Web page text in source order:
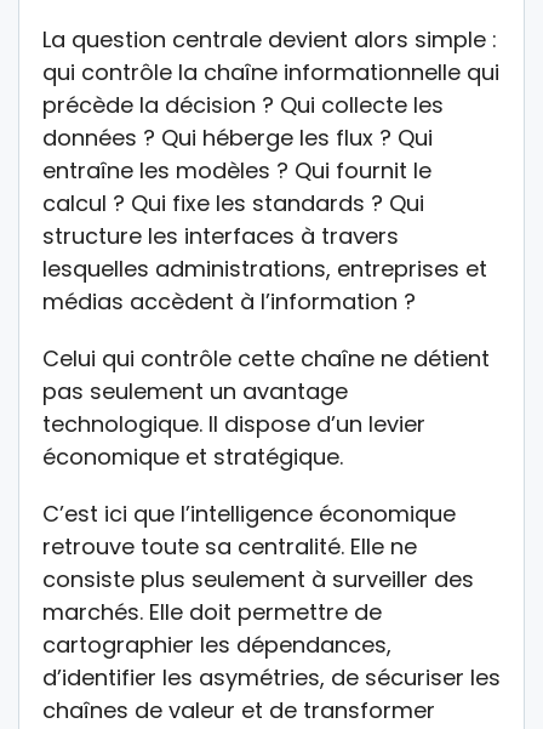
La question centrale devient alors simple :
qui contrôle la chaîne informationnelle qui
précède la décision ? Qui collecte les
données ? Qui héberge les flux ? Qui
entraîne les modèles ? Qui fournit le
calcul ? Qui fixe les standards ? Qui
structure les interfaces à travers
lesquelles administrations, entreprises et
médias accèdent à l’information ?
Celui qui contrôle cette chaîne ne détient
pas seulement un avantage
technologique. Il dispose d’un levier
économique et stratégique.
C’est ici que l’intelligence économique
retrouve toute sa centralité. Elle ne
consiste plus seulement à surveiller des
marchés. Elle doit permettre de
cartographier les dépendances,
d’identifier les asymétries, de sécuriser les
chaînes de valeur et de transformer